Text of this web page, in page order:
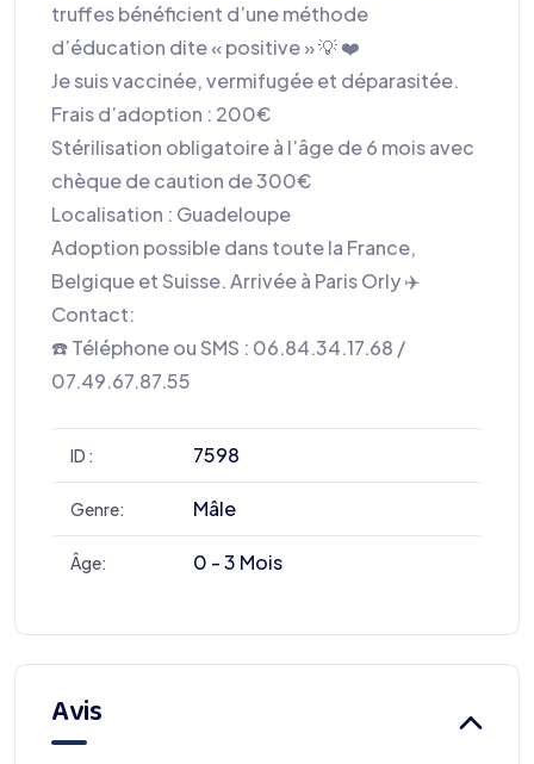
truffes bénéficient d’une méthode
d’éducation dite « positive » 💡 ❤️
Je suis vaccinée, vermifugée et déparasitée.
Frais d’adoption : 200€
Stérilisation obligatoire à l’âge de 6 mois avec
chèque de caution de 300€
Localisation : Guadeloupe
Adoption possible dans toute la France,
Belgique et Suisse. Arrivée à Paris Orly ✈️
Contact:
☎️ Téléphone ou SMS : 06.84.34.17.68 /
07.49.67.87.55
ID : 7598
Genre: Mâle
Âge: 0 - 3 Mois
Avis